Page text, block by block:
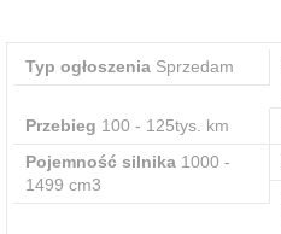
Typ ogłoszenia Sprzedam
Przebieg 100 - 125tys. km
Pojemność silnika 1000 -
1499 cm3